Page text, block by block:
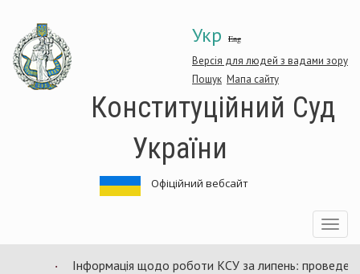
основного
матеріалу
Укр Eng
Версія для людей з вадами зору
Пошук Мапа сайту
Конституційний Суд
України
Офіційний вебсайт
Toggle
Інформація щодо роботи КСУ за липень: проведено